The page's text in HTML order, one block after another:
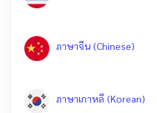
ภาษาจีน (Chinese)
ภาษาเกาหลี (Korean)